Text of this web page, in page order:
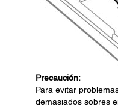
Precaución:
Para evitar
demasiados sobres